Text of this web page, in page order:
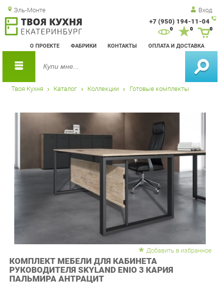
Эль-Монте Вход
+7 (950) 194-11-04
О ПРОЕКТЕ ФАБРИКИ КОНТАКТЫ ОПЛАТА И ДОСТАВКА
0 0
Твоя Кухня Каталог Коллекции Готовые комплекты
КОМПЛЕКТ МЕБЕЛИ ДЛЯ КАБИНЕТА
РУКОВОДИТЕЛЯ SKYLAND ENIO 3 КАРИЯ
ПАЛЬМИРА АНТРАЦИТ
Кабинет ENIO это дизайн, вдохновленный итальянскими трендами и